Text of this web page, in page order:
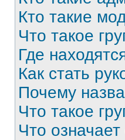
Кто такие
Что такое
Где
Как стать
Почему
Что такое
Что